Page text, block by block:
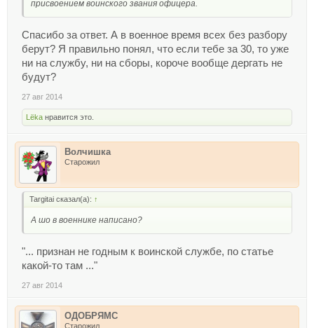
присвоением воинского звания офицера.
Спасибо за ответ. А в военное время всех без разбору
берут? Я правильно понял, что если тебе за 30, то уже
ни на службу, ни на сборы, короче вообще дергать не
будут?
27 авг 2014
Lёka нравится это.
Волчишка
Старожил
Targitai сказал(а): ↑
А шо в военнике написано?
"... признан не годным к воинской службе, по статье
какой-то там ..."
27 авг 2014
ОДОБРЯМС
Старожил